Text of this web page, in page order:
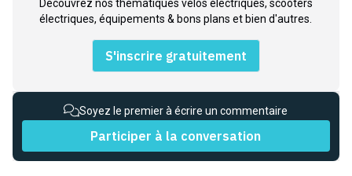
Découvrez nos thématiques vélos électriques, scooters
électriques, équipements & bons plans et bien d'autres.
S'inscrire gratuitement
Soyez le premier à écrire un commentaire
Participer à la conversation